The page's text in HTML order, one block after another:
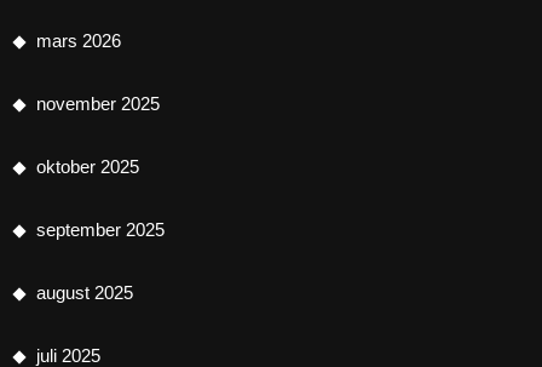
mars 2026
november 2025
oktober 2025
september 2025
august 2025
juli 2025